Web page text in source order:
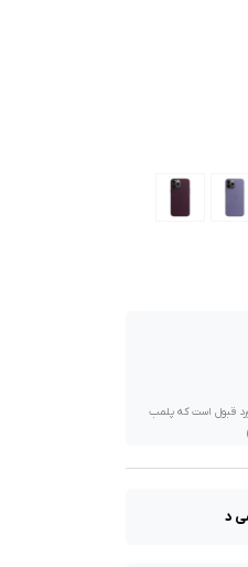
قبول است که پلمب